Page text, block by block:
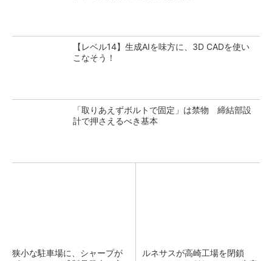
【レベル14】生成AIを味方に、3D CADを使い
こなそう！
「取りあえずボルトで固定」は禁物 締結部設
計で押さえるべき基本
狭小な駐車場に、シャープが
ルネサスが高崎工場を閉鎖